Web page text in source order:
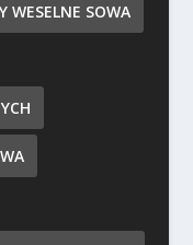
WESELNE SOWA